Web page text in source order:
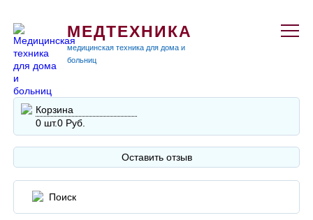
МЕДТЕХНИКА
медицинская техника для дома и
больниц
Корзина
0 шт.0 Руб.
Оставить отзыв